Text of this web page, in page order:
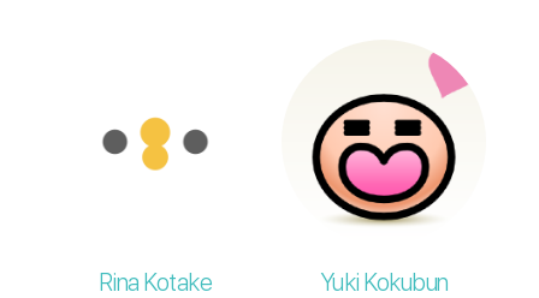
Rina Kotake Yuki Kokubun